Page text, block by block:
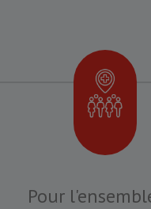
Pour